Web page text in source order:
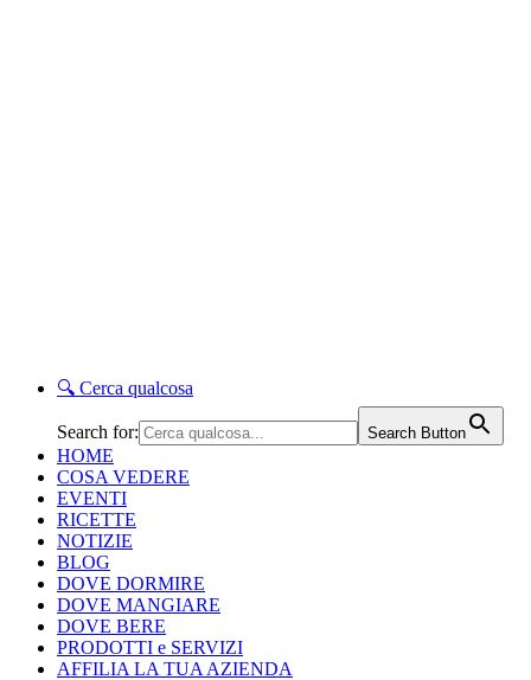
🔍 Cerca qualcosa
Search for: Search Button
HOME
COSA VEDERE
EVENTI
RICETTE
NOTIZIE
BLOG
DOVE DORMIRE
DOVE MANGIARE
DOVE BERE
PRODOTTI e SERVIZI
AFFILIA LA TUA AZIENDA